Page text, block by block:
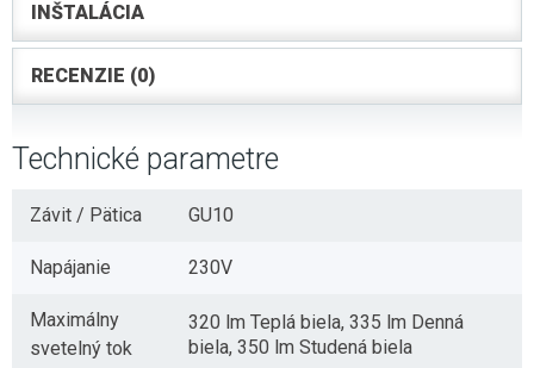
INŠTALÁCIA
RECENZIE (0)
Technické parametre
Závit / Pätica GU10
Napájanie 230V
Maximálny
svetelný tok
320 lm Teplá biela, 335 lm Denná
biela, 350 lm Studená biela